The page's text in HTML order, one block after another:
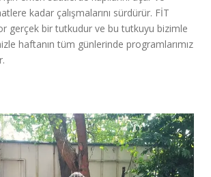
kadar çalışmalarını sürdürür. FİT
gerçek bir tutkudur ve bu tutkuyu bizimle
haftanın tüm günlerinde programlarımız